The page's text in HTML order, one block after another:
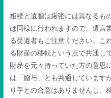
相続と遺贈は厳密には異なるも
は同様に行われますので、遺言
る受遺者もご注意ください。こ
る財産の移転という点で共通し
財産を元々持っていた方の意思
は「贈与」とも共通しています
り手との合意はありませんし、